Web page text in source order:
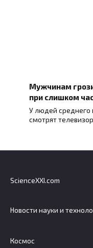
Мужчинам
при слишком
У людей среднего
смотрят телевизор
ScienceXXI.com
Новости науки и
Космос